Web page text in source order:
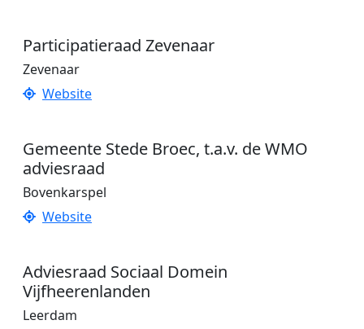
Participatieraad Zevenaar
Zevenaar
Website
Gemeente Stede Broec, t.a.v. de WMO
adviesraad
Bovenkarspel
Website
Adviesraad Sociaal Domein
Vijfheerenlanden
Leerdam